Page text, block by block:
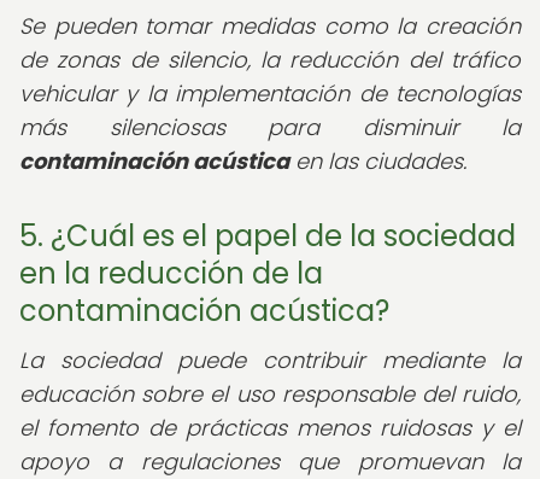
Se pueden tomar medidas como la creación
de zonas de silencio, la reducción del tráfico
vehicular y la implementación de tecnologías
más silenciosas para disminuir la
contaminación acústicaen las ciudades.
5. ¿Cuál es el papel de la sociedad
en la reducción de la
contaminación acústica?
La sociedad puede contribuir mediante la
educación sobre el uso responsable del ruido,
el fomento de prácticas menos ruidosas y el
apoyo a regulaciones que promuevan la